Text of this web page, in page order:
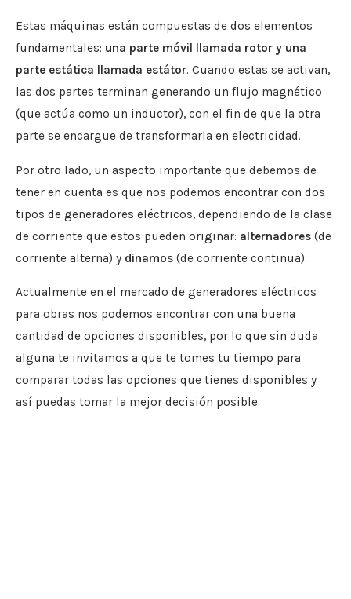
Estas máquinas están compuestas de dos elementos
fundamentales: una parte móvil llamada rotor y una
parte estática llamada estátor. Cuando estas se activan,
las dos partes terminan generando un flujo magnético
(que actúa como un inductor), con el fin de que la otra
parte se encargue de transformarla en electricidad.
Por otro lado, un aspecto importante que debemos de
tener en cuenta es que nos podemos encontrar con dos
tipos de generadores eléctricos, dependiendo de la clase
de corriente que estos pueden originar: alternadores (de
corriente alterna) y dinamos (de corriente continua).
Actualmente en el mercado de generadores eléctricos
para obras nos podemos encontrar con una buena
cantidad de opciones disponibles, por lo que sin duda
alguna te invitamos a que te tomes tu tiempo para
comparar todas las opciones que tienes disponibles y
así puedas tomar la mejor decisión posible.